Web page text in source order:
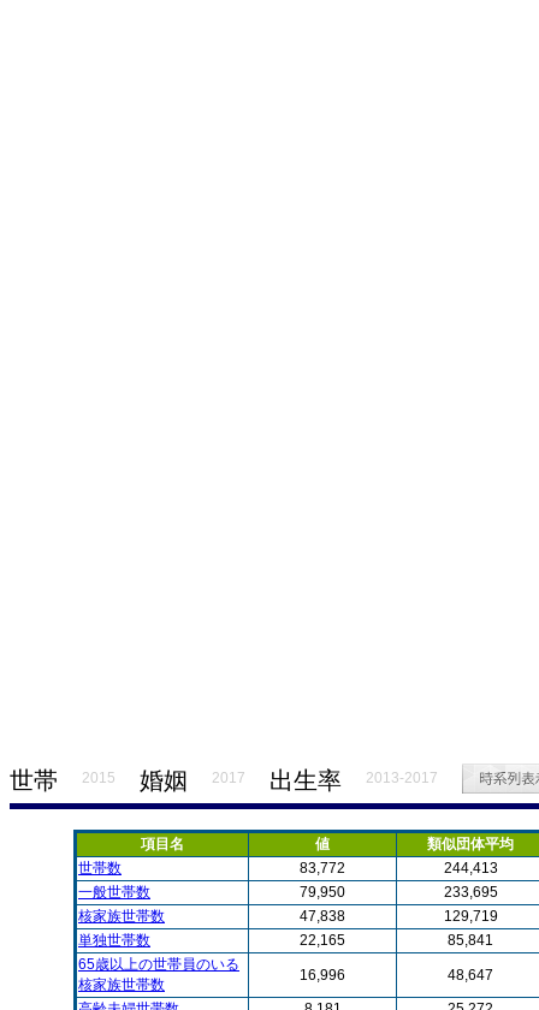
世帯 2015 婚姻 2017 出生率 2013-2017
項目名 値
類似団体平均
世帯数
83,772
244,413
一般世帯数
79,950
233,695
核家族世帯数
47,838
129,719
単独世帯数
22,165
85,841
65歳以上の世帯員のいる
核家族世帯数
16,996
48,647